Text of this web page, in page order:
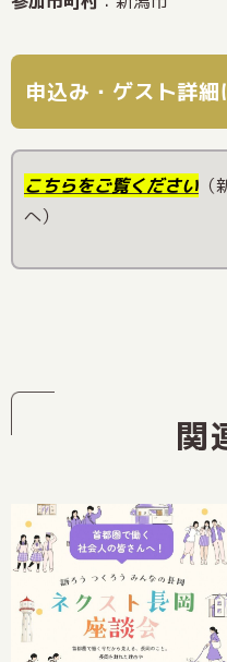
申込み・ゲスト詳細
こちらをご覧ください
へ）
関